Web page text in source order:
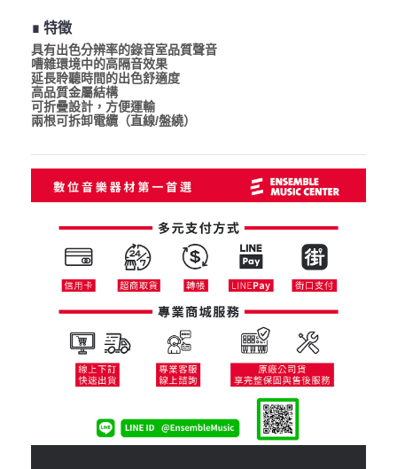
∎ 特徵
具有出色分辨率的錄音室品質聲音
嘈雜環境中的高隔音效果
延長聆聽時間的出色舒適度
高品質金屬結構
可折疊設計，方便運輸
兩根可拆卸電纜（直線/盤繞）